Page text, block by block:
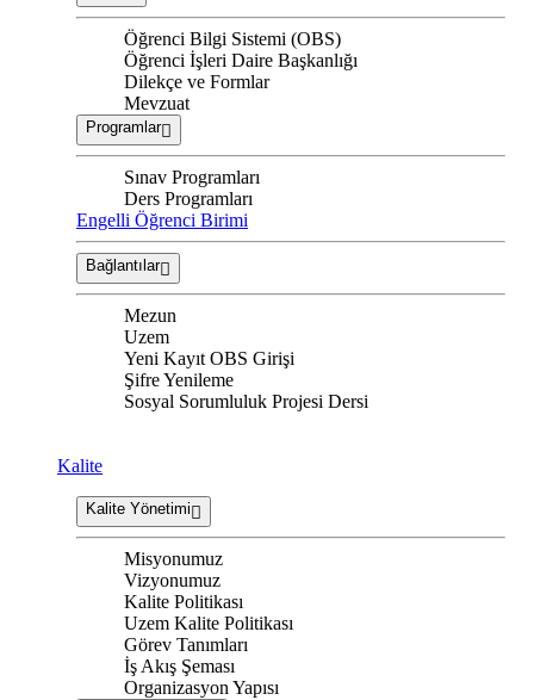
Öğrenci Bilgi Sistemi (OBS)
Öğrenci İşleri Daire Başkanlığı
Dilekçe ve Formlar
Mevzuat
Programlar
Sınav Programları
Ders Programları
Engelli Öğrenci Birimi
Bağlantılar
Mezun
Uzem
Yeni Kayıt OBS Girişi
Şifre Yenileme
Sosyal Sorumluluk Projesi Dersi
Kalite
Kalite Yönetimi
Misyonumuz
Vizyonumuz
Kalite Politikası
Uzem Kalite Politikası
Görev Tanımları
İş Akış Şeması
Organizasyon Yapısı